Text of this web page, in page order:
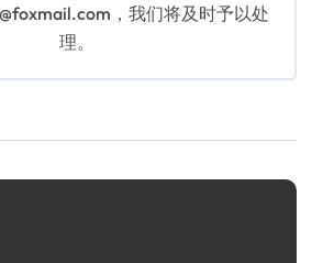
，我们将及时予以处
理。